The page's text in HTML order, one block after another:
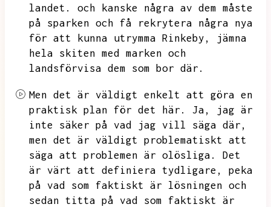
landet.
och kanske några av dem måste
på sparken och få rekrytera några nya
för att kunna utrymma Rinkeby,
jämna
hela skiten med marken och
landsförvisa dem som bor där.
Men det är väldigt enkelt att göra en
praktisk plan för det här.
Ja,
jag är
inte säker på vad jag vill säga där,
men det är väldigt problematiskt att
säga att problemen är olösliga.
Det
är värt att definiera tydligare,
peka
på vad som faktiskt är lösningen och
sedan titta på vad som faktiskt är